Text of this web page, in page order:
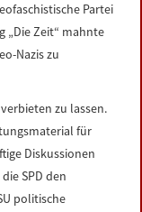
Partei
„Die Zeit“ mahnte
Nazis zu
zu lassen.
für
Diskussionen
SPD den
politische